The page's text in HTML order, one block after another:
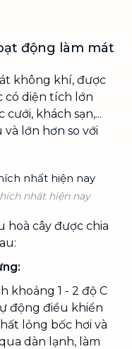
động làm mát
không khí, được
có diện tích lớn
cưới, khách sạn,...
lớn hơn so với
nhất hiện nay
hoà cây được chia
khoảng 1 - 2 độ C
động điều khiển
lỏng bốc hơi và
dàn lạnh, làm